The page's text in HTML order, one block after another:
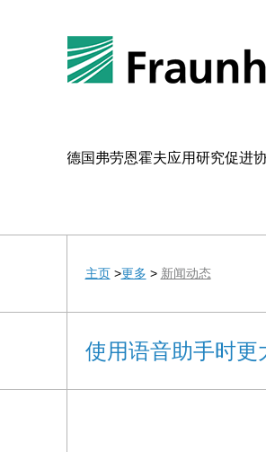
德国弗劳恩霍夫应用研究促进
主页>更多 > 新闻动态
使用语音助手时更